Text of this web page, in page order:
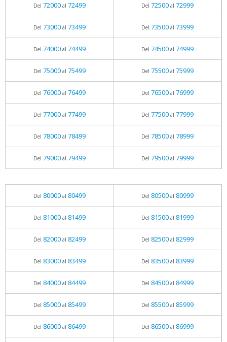
Del 72000al 72499 Del 72500al 72999
Del 73000al 73499 Del 73500al 73999
Del 74000al 74499 Del 74500al 74999
Del 75000al 75499 Del 75500al 75999
Del 76000al 76499 Del 76500al 76999
Del 77000al 77499 Del 77500al 77999
Del 78000al 78499 Del 78500al 78999
Del 79000al 79499 Del 79500al 79999
Del 80000al 80499 Del 80500al 80999
Del 81000al 81499 Del 81500al 81999
Del 82000al 82499 Del 82500al 82999
Del 83000al 83499 Del 83500al 83999
Del 84000al 84499 Del 84500al 84999
Del 85000al 85499 Del 85500al 85999
Del 86000al 86499 Del 86500al 86999